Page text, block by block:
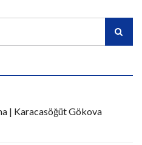
| Karacasöğüt Gökova